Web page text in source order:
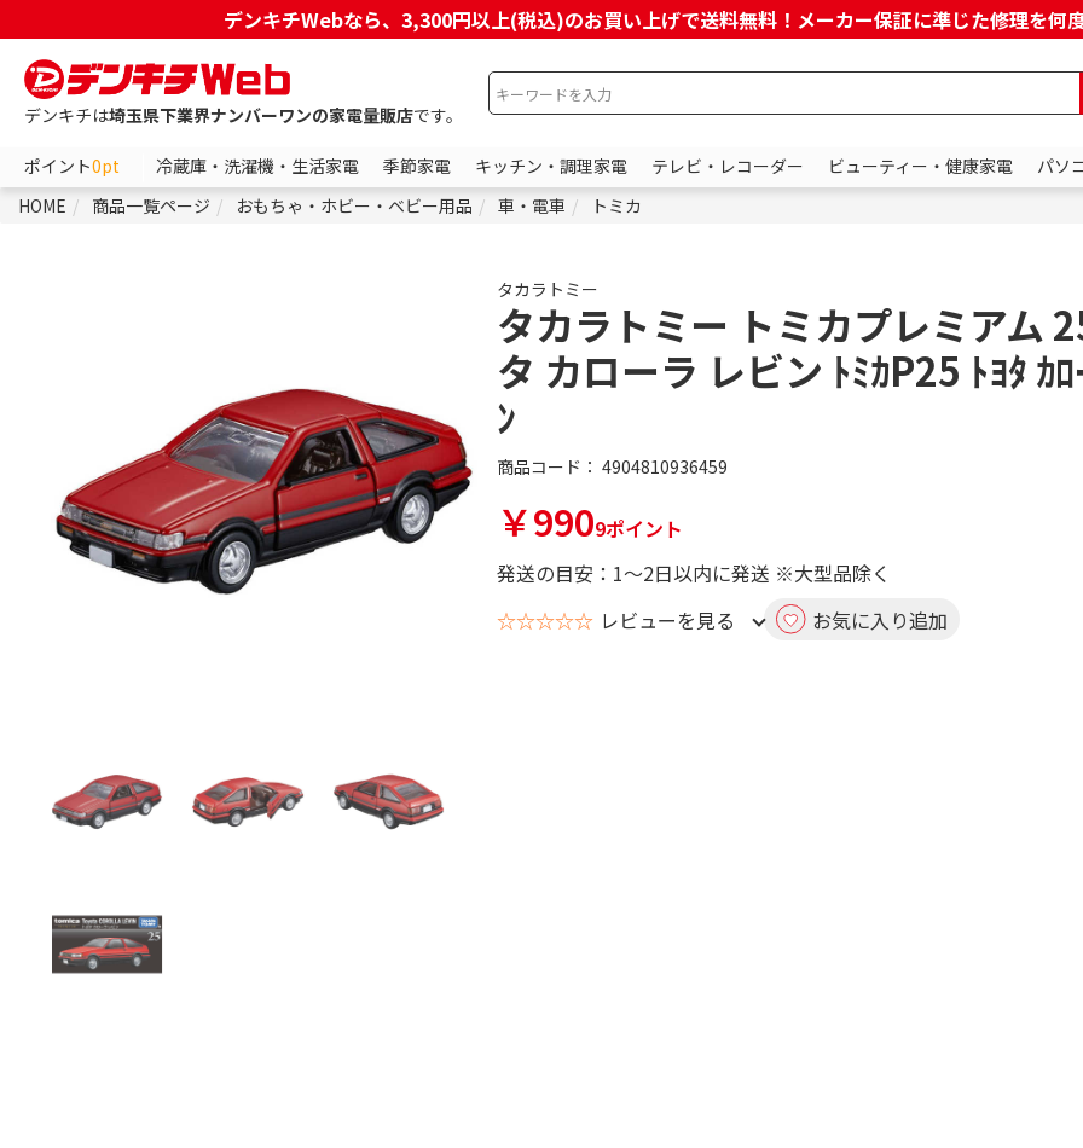
デンキチWebなら、3,300円以上(税込)のお買い上げで送料無料！メーカー保証に準じた修理を何
デンキチは埼玉県下業界ナンバーワンの家電量販店です。
ポイント0pt 冷蔵庫・洗濯機・生活家電 季節家電 キッチン・調理家電 テレビ・レコーダー ビューティー・健康家電
パソ
HOME
商品一覧ページ おもちゃ・ホビー・ベビー用品 車・電車 トミカ
タカラトミー
タカラトミー トミカプレミアム
タ カローラ レビン ﾄﾐｶP25 ﾄﾖﾀ ｶﾛ
ﾝ
商品コード： 4904810936459
￥9909ポイント
発送の目安：1～2日以内に発送 ※大型品除く
☆☆☆☆☆ レビューを見る お気に入り追加